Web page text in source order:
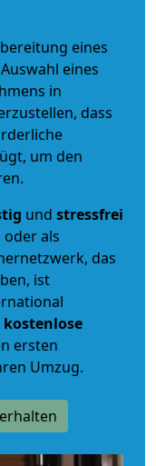
eines
eines
in
dass
um den
und stressfrei
oder als
das
ist
kostenlose
ersten
Umzug.